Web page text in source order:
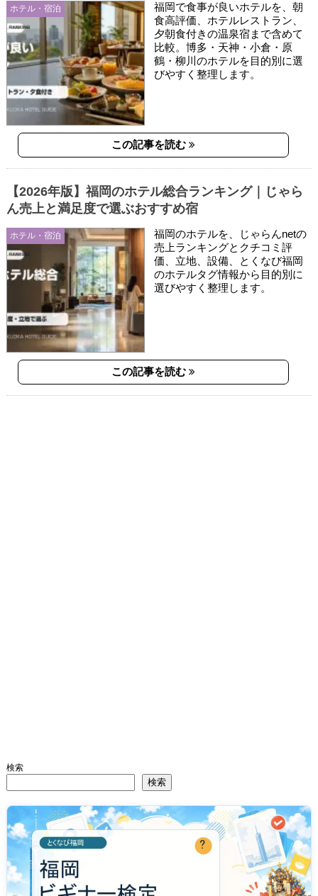
ホテル・宿泊
福岡で食事が良いホテルを、朝
食高評価、ホテルレストラン、
夕朝食付きの温泉宿まで含めて
比較。博多・天神・小倉・原
鶴・柳川のホテルを目的別に選
びやすく整理します。
この記事を読む
ホテル・宿泊
【2026年版】福岡のホテル総合ランキング｜じゃら
ん売上と満足度で選ぶおすすめ宿
福岡のホテルを、じゃらんnetの
売上ランキングとクチコミ評
価、立地、設備、とくなび福岡
のホテルタグ情報から目的別に
選びやすく整理します。
この記事を読む
検索
検索